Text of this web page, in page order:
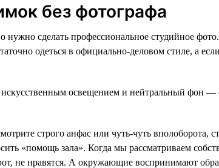
без фотографа
нужно сделать профессиональное студийное
одеться в официально-деловом стиле, а
освещением и нейтральный фон —
строго анфас или чуть-чуть вполоборота,
«помощь зала». Когда мы рассматриваем
не нравятся. А окружающие воспринимают